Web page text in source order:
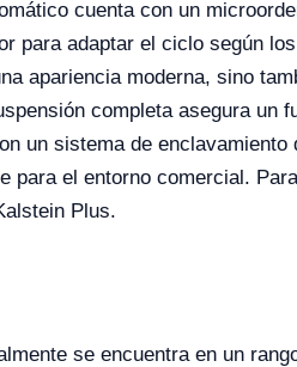
cuenta con un
para adaptar el ciclo según
apariencia moderna, sino
completa asegura un
un sistema de
para el entorno comercial.
Plus.
se encuentra en un